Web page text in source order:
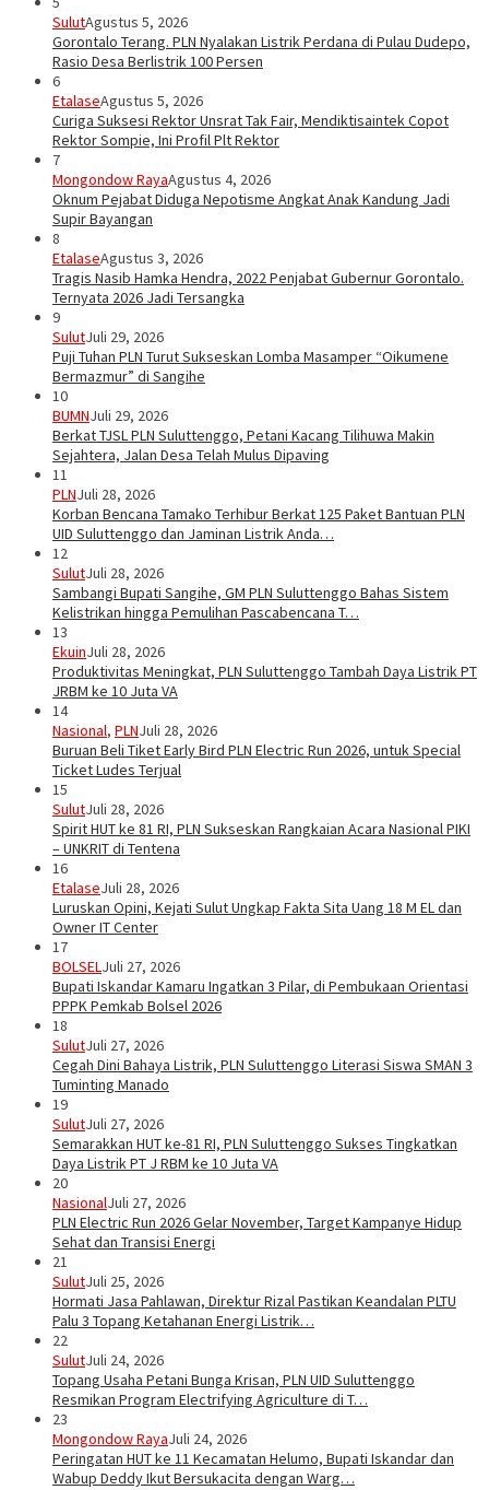
SulutAgustus 5, 2026
Gorontalo Terang. PLN Nyalakan Listrik Perdana di Pulau Dudepo,
Rasio Desa Berlistrik 100 Persen
6
EtalaseAgustus 5, 2026
Curiga Suksesi Rektor Unsrat Tak Fair, Mendiktisaintek Copot
Rektor Sompie, Ini Profil Plt Rektor
7
Mongondow RayaAgustus 4, 2026
Oknum Pejabat Diduga Nepotisme Angkat Anak Kandung Jadi
Supir Bayangan
8
EtalaseAgustus 3, 2026
Tragis Nasib Hamka Hendra, 2022 Penjabat Gubernur Gorontalo.
Ternyata 2026 Jadi Tersangka
9
SulutJuli 29, 2026
Puji Tuhan PLN Turut Sukseskan Lomba Masamper “Oikumene
Bermazmur” di Sangihe
10
BUMNJuli 29, 2026
Berkat TJSL PLN Suluttenggo, Petani Kacang Tilihuwa Makin
Sejahtera, Jalan Desa Telah Mulus Dipaving
11
PLNJuli 28, 2026
Korban Bencana Tamako Terhibur Berkat 125 Paket Bantuan PLN
UID Suluttenggo dan Jaminan Listrik Anda…
12
SulutJuli 28, 2026
Sambangi Bupati Sangihe, GM PLN Suluttenggo Bahas Sistem
Kelistrikan hingga Pemulihan Pascabencana T…
13
EkuinJuli 28, 2026
Produktivitas Meningkat, PLN Suluttenggo Tambah Daya Listrik PT
JRBM ke 10 Juta VA
14
Nasional, PLNJuli 28, 2026
Buruan Beli Tiket Early Bird PLN Electric Run 2026, untuk Special
Ticket Ludes Terjual
15
SulutJuli 28, 2026
Spirit HUT ke 81 RI, PLN Sukseskan Rangkaian Acara Nasional PIKI
– UNKRIT di Tentena
16
EtalaseJuli 28, 2026
Luruskan Opini, Kejati Sulut Ungkap Fakta Sita Uang 18 M EL dan
Owner IT Center
17
BOLSELJuli 27, 2026
Bupati Iskandar Kamaru Ingatkan 3 Pilar, di Pembukaan Orientasi
PPPK Pemkab Bolsel 2026
18
SulutJuli 27, 2026
Cegah Dini Bahaya Listrik, PLN Suluttenggo Literasi Siswa SMAN 3
Tuminting Manado
19
SulutJuli 27, 2026
Semarakkan HUT ke-81 RI, PLN Suluttenggo Sukses Tingkatkan
Daya Listrik PT J RBM ke 10 Juta VA
20
NasionalJuli 27, 2026
PLN Electric Run 2026 Gelar November, Target Kampanye Hidup
Sehat dan Transisi Energi
21
SulutJuli 25, 2026
Hormati Jasa Pahlawan, Direktur Rizal Pastikan Keandalan PLTU
Palu 3 Topang Ketahanan Energi Listrik…
22
SulutJuli 24, 2026
Topang Usaha Petani Bunga Krisan, PLN UID Suluttenggo
Resmikan Program Electrifying Agriculture di T…
23
Mongondow RayaJuli 24, 2026
Peringatan HUT ke 11 Kecamatan Helumo, Bupati Iskandar dan
Wabup Deddy Ikut Bersukacita dengan Warg…